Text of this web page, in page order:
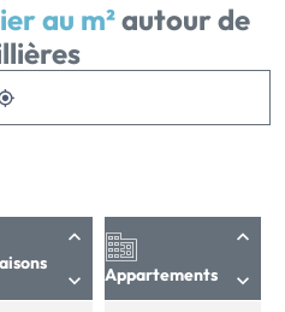
au m²autour de
Appartements